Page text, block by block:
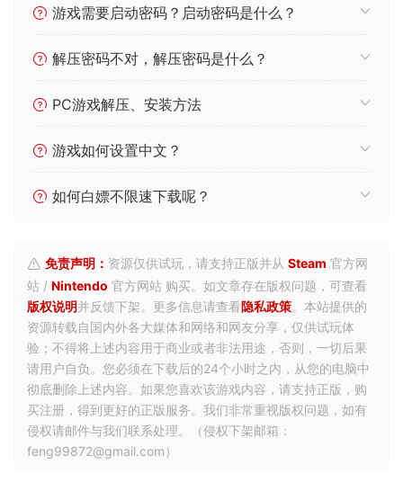
游戏需要启动密码？启动密码是什么？
解压密码不对，解压密码是什么？
PC游戏解压、安装方法
游戏如何设置中文？
如何白嫖不限速下载呢？
免责声明： 资源仅供试玩，请支持正版并从 Steam 官方网
站 / Nintendo 官方网站 购买。如文章存在版权问题，可查看
版权说明并反馈下架。更多信息请查看隐私政策。本站提供的
资源转载自国内外各大媒体和网络和网友分享，仅供试玩体
验；不得将上述内容用于商业或者非法用途，否则，一切后果
请用户自负。您必须在下载后的24个小时之内，从您的电脑中
彻底删除上述内容。如果您喜欢该游戏内容，请支持正版，购
买注册，得到更好的正版服务。我们非常重视版权问题，如有
侵权请邮件与我们联系处理。（侵权下架邮箱：
feng99872@gmail.com）